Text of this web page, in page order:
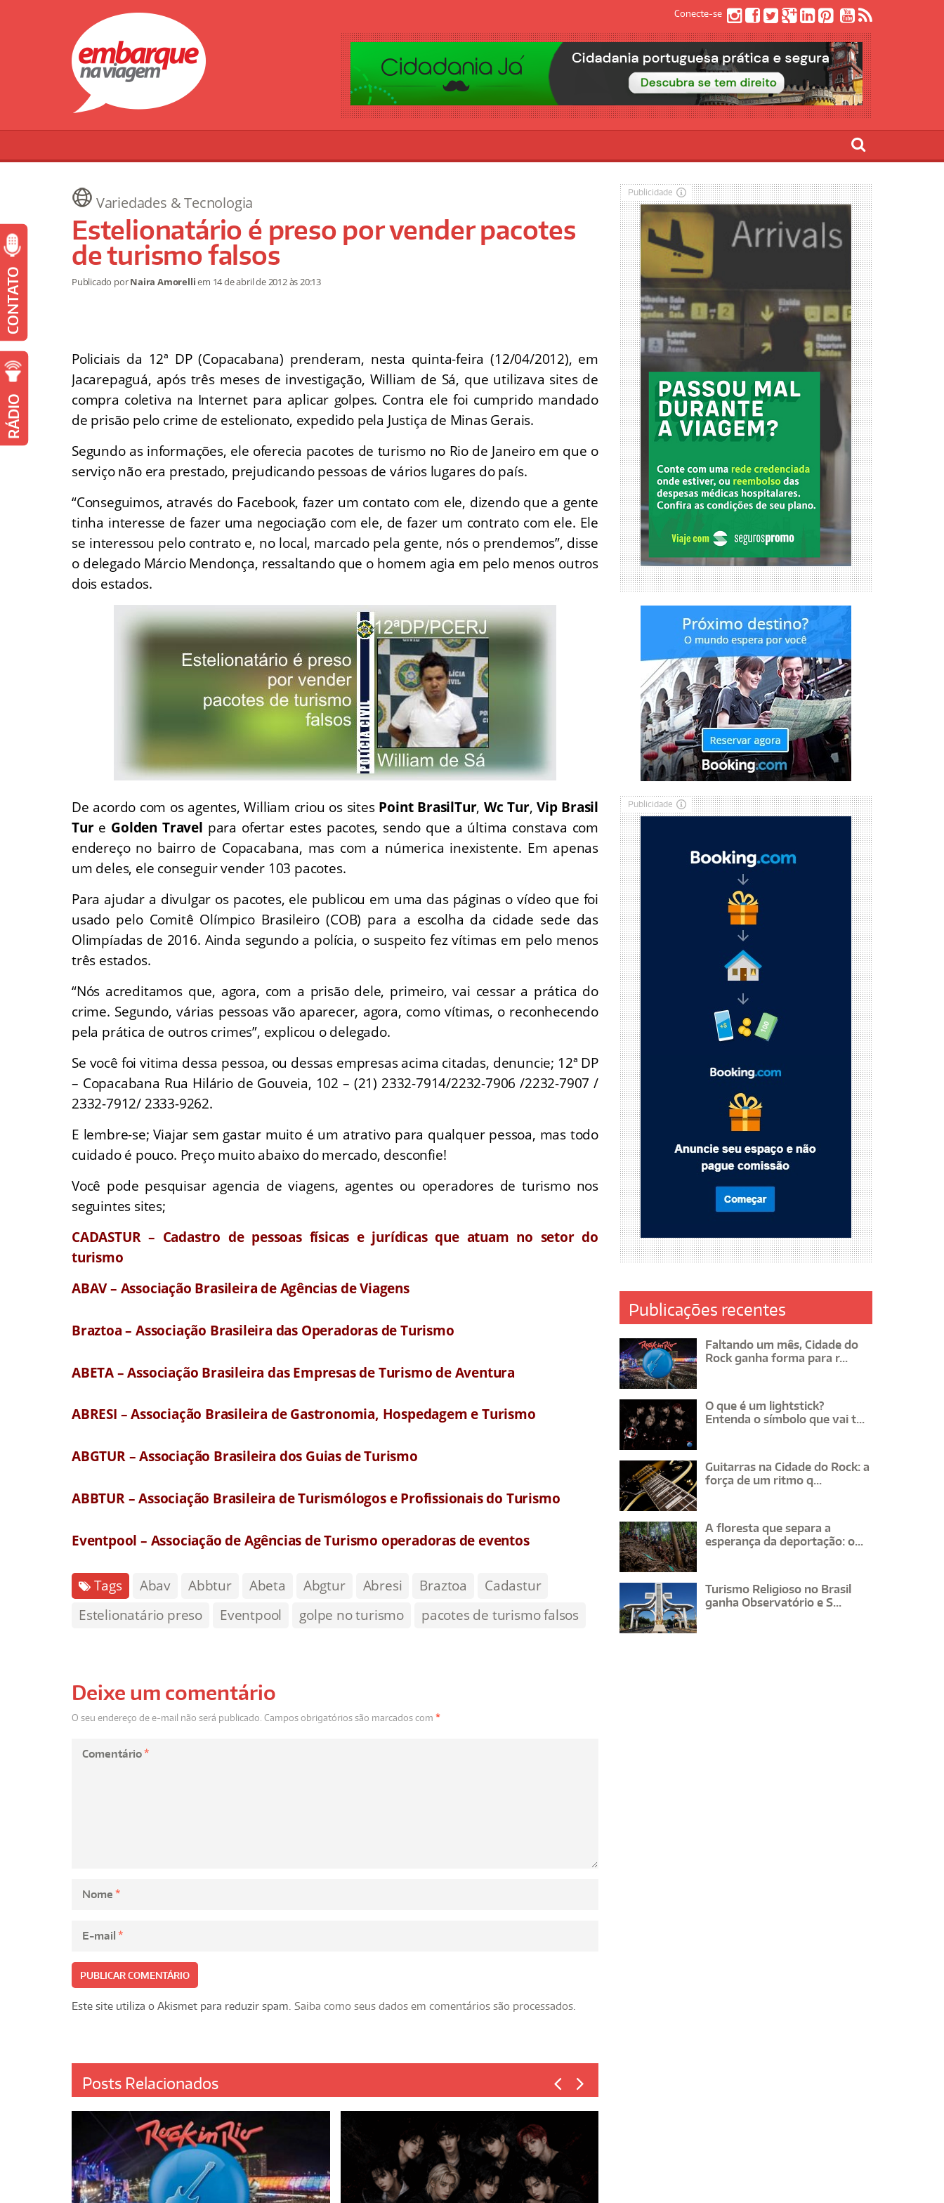
Conecte-se
Variedades & Tecnologia
Estelionatário é preso por vender pacotes
de turismo falsos
Publicado porNaira Amorelliem 14 de abril de 2012às 20:13
Policiais da 12ª DP (Copacabana) prenderam, nesta quinta-feira (12/04/2012), em
Jacarepaguá, após três meses de investigação, William de Sá, que utilizava sites de
compra coletiva na Internet para aplicar golpes. Contra ele foi cumprido mandado
de prisão pelo crime de estelionato, expedido pela Justiça de Minas Gerais.
Segundo as informações, ele oferecia pacotes de turismo no Rio de Janeiro em que o
serviço não era prestado, prejudicando pessoas de vários lugares do país.
“Conseguimos, através do Facebook, fazer um contato com ele, dizendo que a gente
tinha interesse de fazer uma negociação com ele, de fazer um contrato com ele. Ele
se interessou pelo contrato e, no local, marcado pela gente, nós o prendemos”, disse
o delegado Márcio Mendonça, ressaltando que o homem agia em pelo menos outros
dois estados.
De acordo com os agentes, William criou os sites Point BrasilTur, Wc Tur,Vip Brasil
Ture Golden Travel para ofertar estes pacotes, sendo que a última constava com
endereço no bairro de Copacabana, mas com a númerica inexistente. Em apenas
um deles, ele conseguir vender 103 pacotes.
Para ajudar a divulgar os pacotes, ele publicou em uma das páginas o vídeo que foi
usado pelo Comitê Olímpico Brasileiro (COB) para a escolha da cidade sede das
Olimpíadas de 2016. Ainda segundo a polícia, o suspeito fez vítimas em pelo menos
três estados.
“Nós acreditamos que, agora, com a prisão dele, primeiro, vai cessar a prática do
crime. Segundo, várias pessoas vão aparecer, agora, como vítimas, o reconhecendo
pela prática de outros crimes”, explicou o delegado.
Se você foi vitima dessa pessoa, ou dessas empresas acima citadas, denuncie; 12ª DP
– Copacabana Rua Hilário de Gouveia, 102 – (21) 2332-7914/2232-7906 /2232-7907 /
2332-7912/ 2333-9262.
E lembre-se; Viajar sem gastar muito é um atrativo para qualquer pessoa, mas todo
cuidado é pouco. Preço muito abaixo do mercado, desconfie!
Você pode pesquisar agencia de viagens, agentes ou operadores de turismo nos
seguintes sites;
CADASTUR – Cadastro de pessoas físicas e jurídicas que atuam no setor do
turismo
ABAV – Associação Brasileira de Agências de Viagens
Braztoa – Associação Brasileira das Operadoras de Turismo
ABETA – Associação Brasileira das Empresas de Turismo de Aventura
ABRESI – Associação Brasileira de Gastronomia, Hospedagem e Turismo
ABGTUR – Associação Brasileira dos Guias de Turismo
ABBTUR – Associação Brasileira de Turismólogos e Profissionais do Turismo
Eventpool – Associação de Agências de Turismo operadoras de eventos
Tags Abav Abbtur Abeta Abgtur Abresi Braztoa
Cadastur
Estelionatário preso
Eventpool golpe no turismo pacotes de turismo falsos
Deixe um comentário
O seu endereço de e-mail não será publicado. Campos obrigatórios são marcados com *
Comentário*
Nome *
E-mail *
Este site utiliza o Akismet para reduzir spam. Saiba como seus dados em comentários são processados.
Posts Relacionados
Publicidade
Publicidade
Publicações recentes
Faltando um mês, Cidade do
Rock ganha forma para r...
O que é um lightstick?
Entenda o símbolo que vai t...
Guitarras na Cidade do Rock: a
força de um ritmo q...
A floresta que separa a
esperança da deportação: o...
Turismo Religioso no Brasil
ganha Observatório e S...
CONTATO
RÁDIO